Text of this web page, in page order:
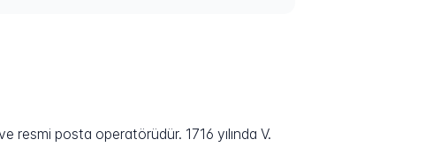
resmi posta operatörüdür. 1716 yılında V.